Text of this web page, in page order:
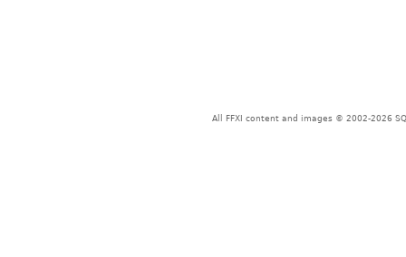
All FFXI content and images © 2002-2026